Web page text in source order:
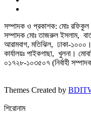
সম্পাদক ও প্রকাশক: মোঃ রফিকুল
সম্পাদক মোঃ তাজরুল‌‌ ইসলাম,
আরামবাগ, মতিঝিল, ঢাকা-১০০০।
কার্যালয়ঃ পাইকগাছা, খুলনা।
০১৭২৮-১০৩৫০৭ (নির্বাহী
Themes Created by
শিরোনাম